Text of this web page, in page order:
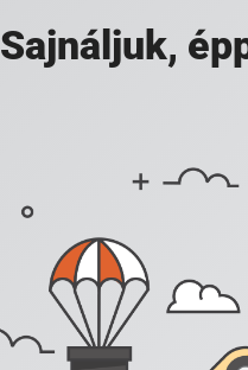
Sajnáljuk,